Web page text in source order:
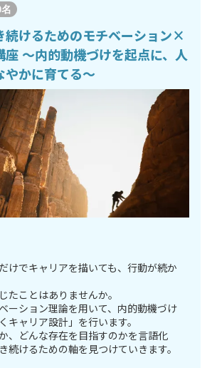
続けるためのモチベーション×
座 ～内的動機づけを起点に、人
やかに育てる～
けでキャリアを描いても、行動が続か
たことはありませんか。
ーション理論を用いて、内的動機づけ
キャリア設計」を行います。
、どんな存在を目指すのかを言語化
続けるための軸を見つけていきます。